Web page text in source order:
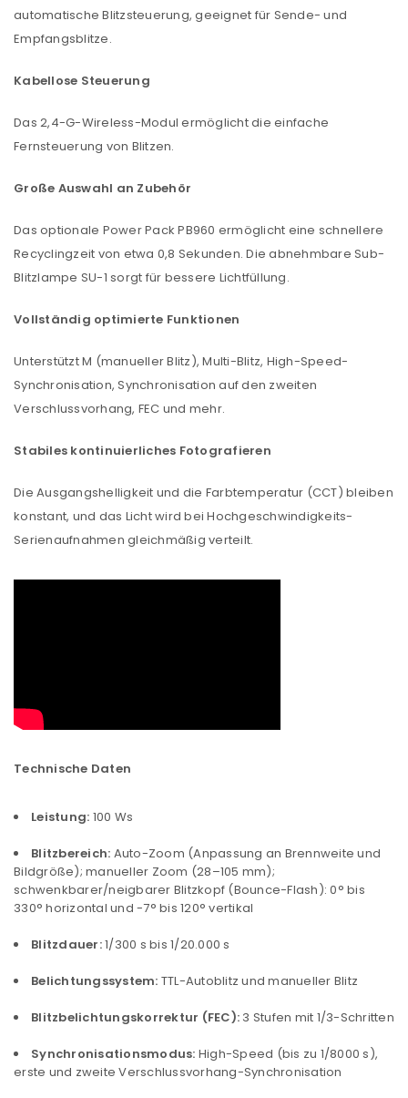
ANMELDEN
Benutzername oder E-Mail-Adresse
Passwort*
automatische Blitzsteuerung, geeignet für Sende- und
Empfangsblitze.
Kabellose Steuerung
Das 2,4-G-Wireless-Modul ermöglicht die einfache
Fernsteuerung von Blitzen.
Große Auswahl an Zubehör
Das optionale Power Pack PB960 ermöglicht eine schnellere
Recyclingzeit von etwa 0,8 Sekunden. Die abnehmbare Sub-
Blitzlampe SU-1 sorgt für bessere Lichtfüllung.
Vollständig optimierte Funktionen
Unterstützt M (manueller Blitz), Multi-Blitz, High-Speed-
Synchronisation, Synchronisation auf den zweiten
Verschlussvorhang, FEC und mehr.
Stabiles kontinuierliches Fotografieren
Die Ausgangshelligkeit und die Farbtemperatur (CCT) bleiben
konstant, und das Licht wird bei Hochgeschwindigkeits-
Serienaufnahmen gleichmäßig verteilt.
Technische Daten
Leistung: 100 Ws
Blitzbereich: Auto-Zoom (Anpassung an Brennweite und
Bildgröße); manueller Zoom (28–105 mm);
schwenkbarer/neigbarer Blitzkopf (Bounce-Flash): 0° bis
330° horizontal und -7° bis 120° vertikal
Blitzdauer:1/300 s bis 1/20.000 s
Belichtungssystem: TTL-Autoblitz und manueller Blitz
Blitzbelichtungskorrektur (FEC): 3 Stufen mit 1/3-Schritten
Synchronisationsmodus: High-Speed (bis zu 1/8000 s),
erste und zweite Verschlussvorhang-Synchronisation